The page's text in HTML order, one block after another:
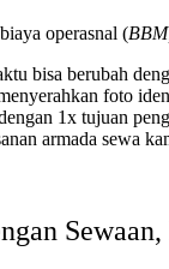
operasnal (
bisa berubah
foto
1x tujuan
armada sewa